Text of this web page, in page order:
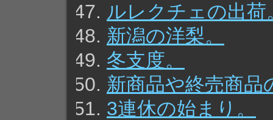
ルレクチェの出荷
新潟の洋梨。
冬支度。
新商品や終売商品
3連休の始まり。